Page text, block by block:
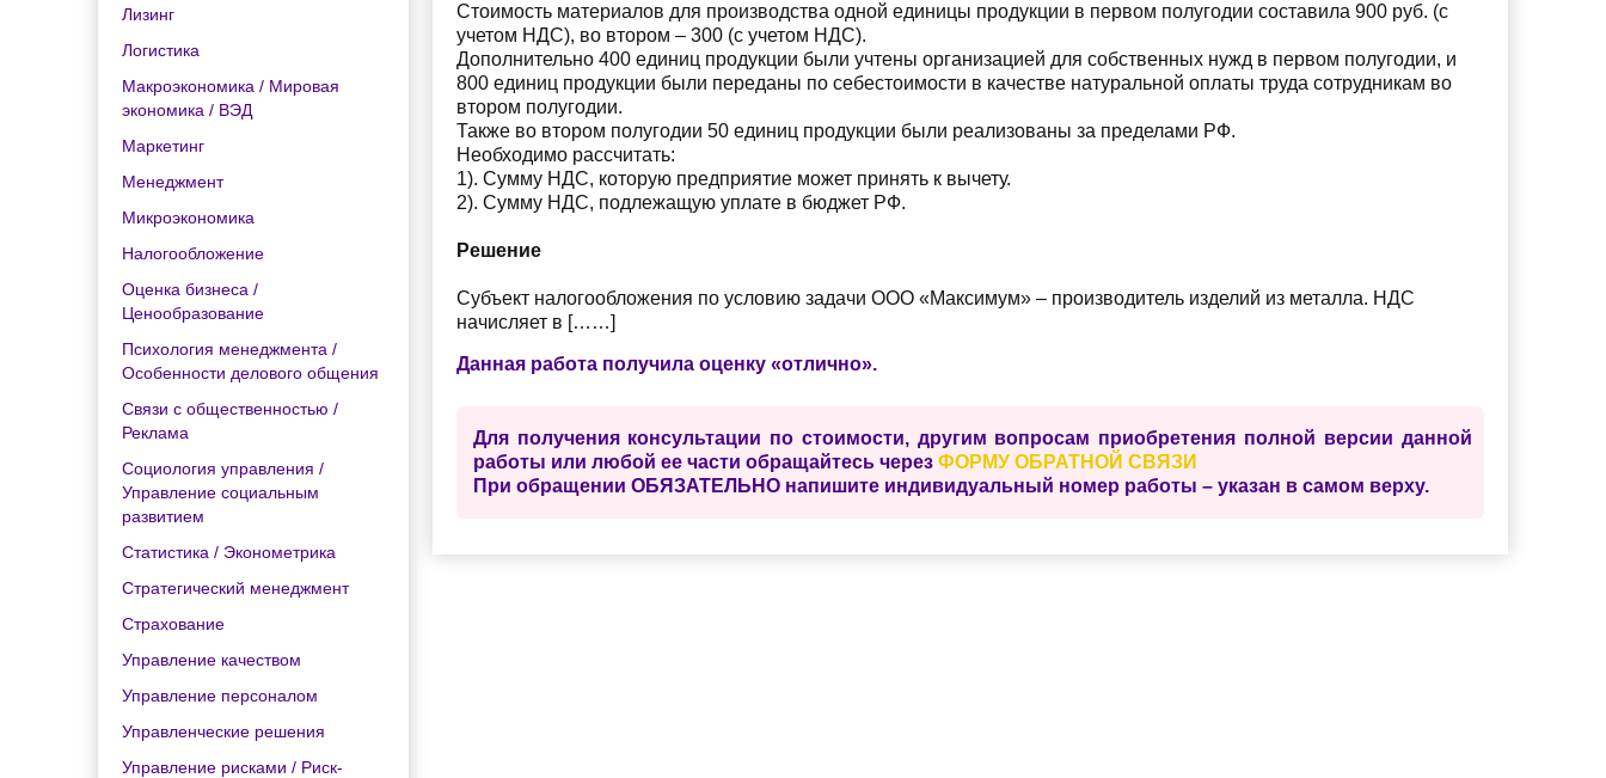
Лизинг
Логистика
Макроэкономика / Мировая
экономика / ВЭД
Маркетинг
Менеджмент
Микроэкономика
Налогообложение
Оценка бизнеса /
Ценообразование
Психология менеджмента /
Особенности делового общения
Связи с общественностью /
Реклама
Социология управления /
Управление социальным
развитием
Статистика / Эконометрика
Стратегический менеджмент
Страхование
Управление качеством
Управление персоналом
Управленческие решения
Управление рисками / Риск-
Стоимость материалов для производства одной единицы продукции в первом полугодии составила 900 руб. (с
учетом НДС), во втором – 300 (с учетом НДС).
Дополнительно 400 единиц продукции были учтены организацией для собственных нужд в первом полугодии, и
800 единиц продукции были переданы по себестоимости в качестве натуральной оплаты труда сотрудникам во
втором полугодии.
Также во втором полугодии 50 единиц продукции были реализованы за пределами РФ.
Необходимо рассчитать:
1). Сумму НДС, которую предприятие может принять к вычету.
2). Сумму НДС, подлежащую уплате в бюджет РФ.
Решение
Субъект налогообложения по условию задачи ООО «Максимум» – производитель изделий из металла. НДС
начисляет в [……]
Данная работа получила оценку «отлично».
Для получения консультации по стоимости, другим вопросам приобретения полной версии данной
работы или любой ее части обращайтесь через ФОРМУ ОБРАТНОЙ СВЯЗИ
При обращении ОБЯЗАТЕЛЬНО напишите индивидуальный номер работы – указан в самом верху.